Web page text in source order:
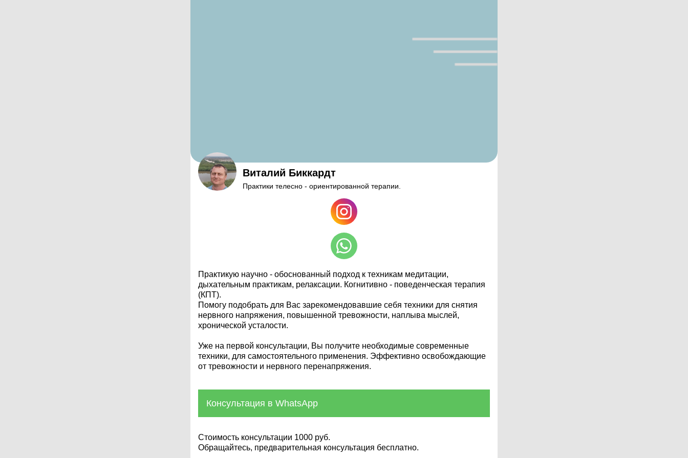
Виталий Биккардт
Практики телесно - ориентированной терапии.
Практикую научно - обоснованный подход к техникам медитации,
дыхательным практикам, релаксации. Когнитивно - поведенческая терапия
(КПТ).
Помогу подобрать для Вас зарекомендовавшие себя техники для снятия
нервного напряжения, повышенной тревожности, наплыва мыслей,
хронической усталости.
Уже на первой консультации, Вы получите необходимые современные
техники, для самостоятельного применения. Эффективно освобождающие
от тревожности и нервного перенапряжения.
Консультация в WhatsApp
Стоимость консультации 1000 руб.
Обращайтесь, предварительная консультация бесплатно.